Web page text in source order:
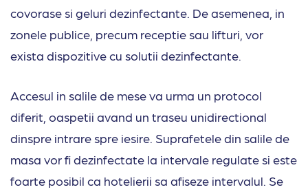
covorase si geluri dezinfectante. De asemenea, in
zonele publice, precum receptie sau lifturi, vor
exista dispozitive cu solutii dezinfectante.
Accesul in salile de mese va urma un protocol
diferit, oaspetii avand un traseu unidirectional
dinspre intrare spre iesire. Suprafetele din salile de
masa vor fi dezinfectate la intervale regulate si este
foarte posibil ca hotelierii sa afiseze intervalul. Se